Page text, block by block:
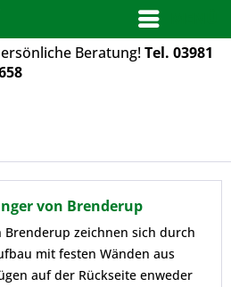
Beratung!Tel. 03981
von Brenderup
Brenderup zeichnen sich durch
mit festen Wänden aus
auf der Rückseite enweder